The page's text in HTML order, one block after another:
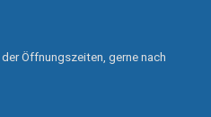
Öffnungszeiten, gerne nach